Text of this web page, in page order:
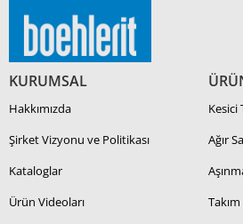
KURUMSAL
Hakkımızda
Şirket Vizyonu ve Politikası
Kataloglar
Ürün Videoları
Kesici
Ağır